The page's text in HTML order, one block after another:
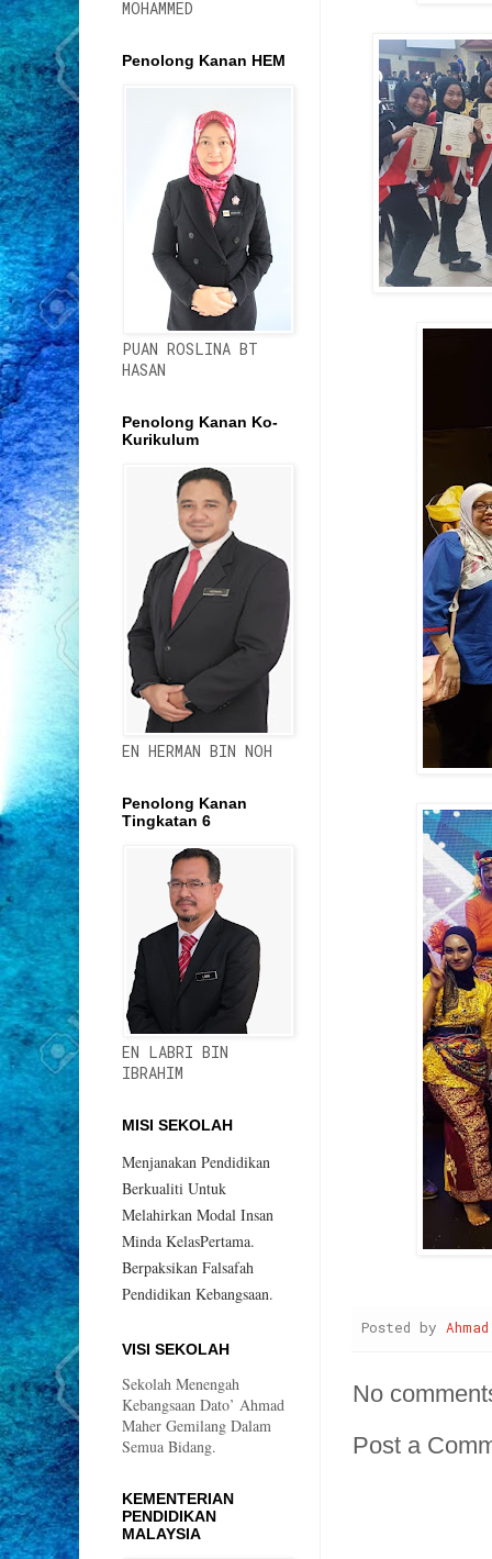
Posted by
No
Post a
MOHAMMED
Penolong Kanan HEM
PUAN ROSLINA BT
HASAN
Penolong Kanan Ko-
Kurikulum
EN HERMAN BIN NOH
Penolong Kanan
Tingkatan 6
EN LABRI BIN
IBRAHIM
MISI SEKOLAH
Menjanakan Pendidikan
Berkualiti Untuk
Melahirkan Modal Insan
Minda KelasPertama.
Berpaksikan Falsafah
Pendidikan Kebangsaan.
VISI SEKOLAH
Sekolah Menengah
Kebangsaan Dato’ Ahmad
Maher Gemilang Dalam
Semua Bidang.
KEMENTERIAN
PENDIDIKAN
MALAYSIA